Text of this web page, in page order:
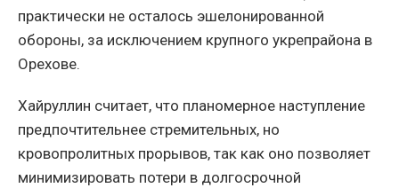
практически не осталось эшелонированной
обороны, за исключением крупного укрепрайона в
Орехове.
Хайруллин считает, что планомерное наступление
предпочтительнее стремительных, но
кровопролитных прорывов, так как оно позволяет
минимизировать потери в долгосрочной